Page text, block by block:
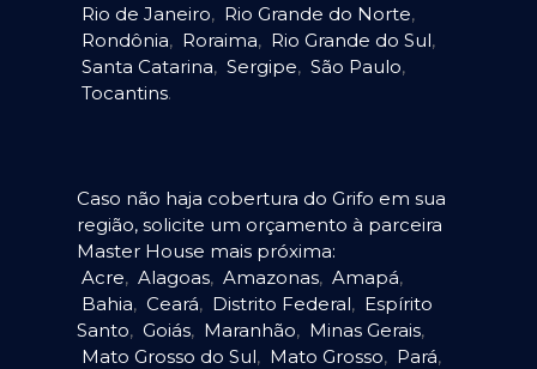
Rio de Janeiro, Rio Grande do Norte,
Rondônia, Roraima, Rio Grande do Sul,
Santa Catarina, Sergipe, São Paulo,
Tocantins.
Caso não haja cobertura do Grifo em sua
região, solicite um orçamento à parceira
Master House mais próxima:
Acre, Alagoas, Amazonas, Amapá,
Bahia, Ceará, Distrito Federal, Espírito
Santo, Goiás, Maranhão, Minas Gerais,
Mato Grosso do Sul, Mato Grosso, Pará,